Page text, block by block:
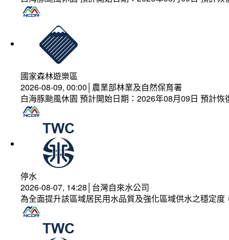
國家森林遊樂區
2026-08-09, 00:00│農業部林業及自然保育署
白海豚颱風休園 預計開始日期：2026年08月09日 預計
停水
2026-08-07, 14:28│台灣自來水公司
為全面提升該區域居民用水品質及強化區域供水之穩定